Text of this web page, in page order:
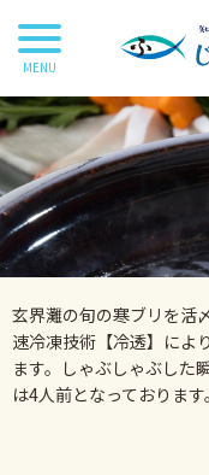
干物
丸魚
切り身
茶漬け・炊き込み等
鍋・麺類
海苔
玄界灘の旬の寒ブリを活
速冷凍技術【冷透】によ
ます。しゃぶしゃぶした
は4人前となっております。